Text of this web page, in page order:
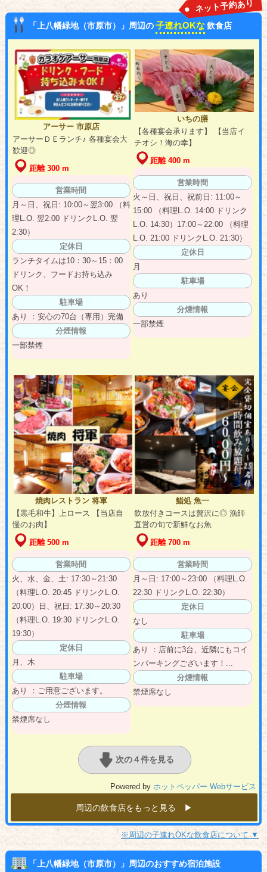
「上八幡緑地（市原市）」周辺の子連れOKな 飲食店
ネット予約あり
アーサー 市原店
アーサーＤＥランチ♪ 各種宴会大
歓迎◎
距離 300 m
営業時間
月～日、祝日: 10:00～翌3:00 （料
理L.O. 翌2:00 ドリンクL.O. 翌
2:30）
定休日
ランチタイムは10：30～15：00
ドリンク、フードお持ち込み
OK！
駐車場
あり ：安心の70台（専用）完備
分煙情報
一部禁煙
いちの膳
【各種宴会承ります】 【当店イ
チオシ！海の幸】
距離 400 m
営業時間
火～日、祝日、祝前日: 11:00～
15:00 （料理L.O. 14:00 ドリンク
L.O. 14:30）17:00～22:00 （料理
L.O. 21:00 ドリンクL.O. 21:30）
定休日
月
駐車場
あり
分煙情報
一部禁煙
焼肉レストラン 将軍
【黒毛和牛】上ロース 【当店自
慢のお肉】
距離 500 m
営業時間
火、水、金、土: 17:30～21:30
（料理L.O. 20:45 ドリンクL.O.
20:00）日、祝日: 17:30～20:30
（料理L.O. 19:30 ドリンクL.O.
19:30）
定休日
月、木
駐車場
あり ：ご用意ございます。
分煙情報
禁煙席なし
鮨処 魚一
飲放付きコースは贅沢に◎ 漁師
直営の旬で新鮮なお魚
距離 700 m
営業時間
月～日: 17:00～23:00 （料理L.O.
22:30 ドリンクL.O. 22:30）
定休日
なし
駐車場
あり ：店前に3台、近隣にもコイ
ンパーキングございます！...
分煙情報
禁煙席なし
次の４件を見る
Powered byホットペッパー Webサービス
周辺の飲食店をもっと見る ▶︎
※周辺の子連れOKな飲食店について ▼
「上八幡緑地（市原市）」周辺のおすすめ宿泊施設